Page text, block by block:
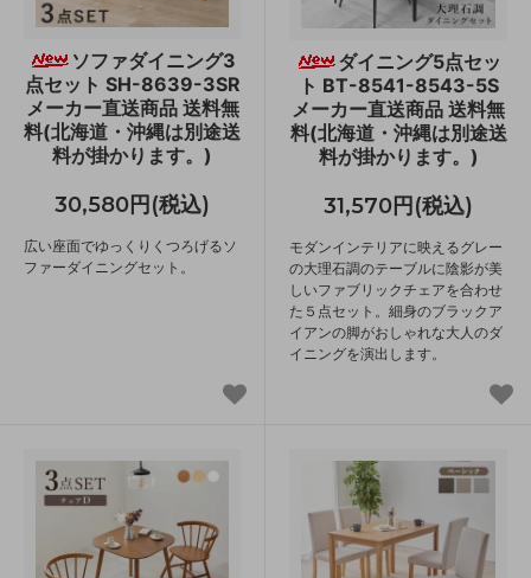
ソファダイニング3
点セット SH-8639-3SR
メーカー直送商品 送料無
料(北海道・沖縄は別途送
料が掛かります。)
30,580円(税込)
広い座面でゆっくりくつろげるソ
ファーダイニングセット。
ダイニング5点セッ
ト BT-8541-8543-5S
メーカー直送商品 送料無
料(北海道・沖縄は別途送
料が掛かります。)
31,570円(税込)
モダンインテリアに映えるグレー
の大理石調のテーブルに陰影が美
しいファブリックチェアを合わせ
た５点セット。細身のブラックア
イアンの脚がおしゃれな大人のダ
イニングを演出します。